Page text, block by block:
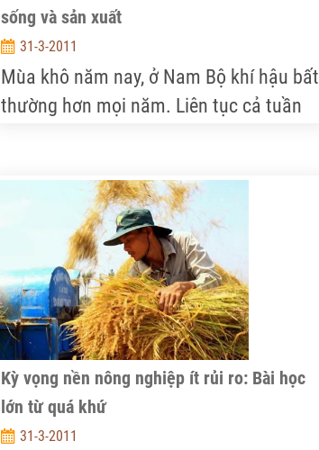
sống và sản xuất
31-3-2011
Mùa khô năm nay, ở Nam Bộ khí hậu bất
thường hơn mọi năm. Liên tục cả tuần
lượng mưa khá nhiều đã làm cho khí
hậu trong vùng dịu mát, hàng chục ngàn
ha lúa xuân hè, rau màu đã tránh được
hạn, mặn xâm nhập nhưng bên cạnh đó
cũng không ít hộ dân phải rơi vào cảnh
trắng tay vì mưa.
Kỳ vọng nền nông nghiệp ít rủi ro: Bài học
lớn từ quá khứ
31-3-2011